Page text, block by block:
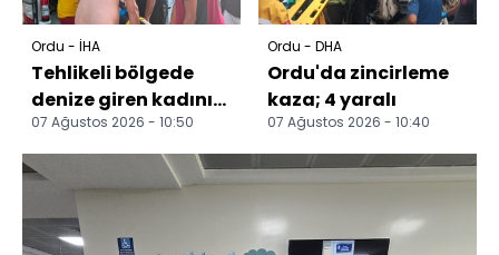
Ordu - İHA
Tehlikeli bölgede
denize giren kadını
cankurtaranlar
kurtardı
07 Ağustos 2026 - 10:50
Ordu - DHA
Ordu'da zincirleme
kaza; 4 yaralı
07 Ağustos 2026 - 10:40